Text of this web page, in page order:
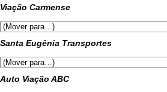
Viação Carmense
Santa Eugênia Transportes
Auto Viação ABC